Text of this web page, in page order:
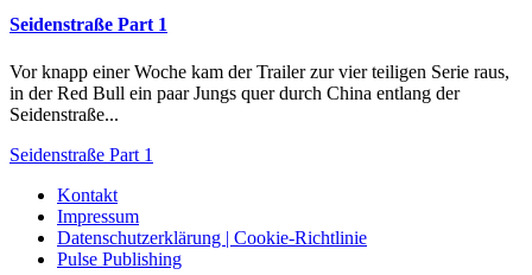
Seidenstraße Part 1
Vor knapp einer Woche kam der Trailer zur vier teiligen Serie raus,
in der Red Bull ein paar Jungs quer durch China entlang der
Seidenstraße...
Seidenstraße Part 1
Kontakt
Impressum
Datenschutzerklärung | Cookie-Richtlinie
Pulse Publishing